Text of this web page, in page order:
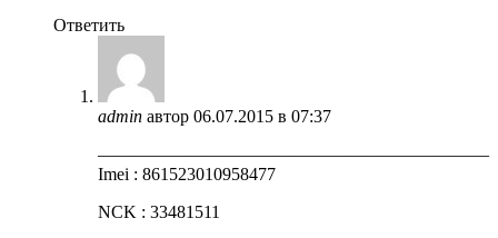
Ответить
admin автор 06.07.2015 в 07:37
——————————————————————
Imei : 861523010958477
NCK : 33481511